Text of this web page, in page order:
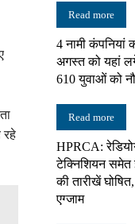
रहे
Read more
4 नामी कंपनियां
अगस्त को यहां
610 युवाओं को
Read more
HPRCA:
टेक्निशियन समेत
की तारीखें
एग्जाम